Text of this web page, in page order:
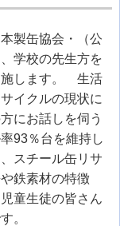
製缶協会・（公
学校の先生方を
施します。 生活
イクルの現状に
にお話しを伺う
93％台を維持し
スチール缶リサ
鉄素材の特徴
童生徒の皆さん
。